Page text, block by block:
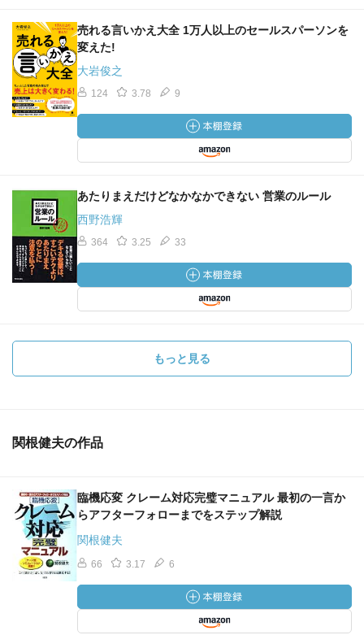
売れる言いかえ大全 1万人以上のセールスパーソンを
変えた!
大岩俊之
124 3.78 9
あたりまえだけどなかなかできない 営業のルール
西野浩輝
364 3.25 33
もっと見る
関根健夫の作品
臨機応変 クレーム対応完璧マニュアル 最初の一言か
らアフターフォローまでをステップ解説
関根健夫
66 3.17 6